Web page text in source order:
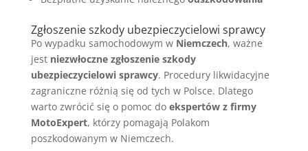
Zgłoszenie szkody ubezpieczycielowi sprawcy
Po wypadku samochodowym w Niemczech, ważne
jest niezwłoczne zgłoszenie szkody
ubezpieczycielowi sprawcy. Procedury likwidacyjne
zagraniczne różnią się od tych w Polsce. Dlatego
warto zwrócić się o pomoc do ekspertów z firmy
MotoExpert, którzy pomagają Polakom
poszkodowanym w Niemczech.